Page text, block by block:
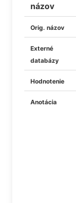
názov
Orig. názov
Externé
databázy
Hodnotenie
Anotácia